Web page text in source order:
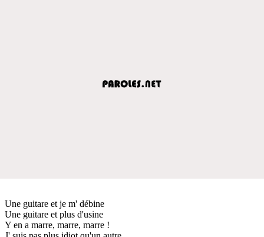
Une guitare et je m' débine
Une guitare et plus d'usine
Y en a marre, marre, marre !